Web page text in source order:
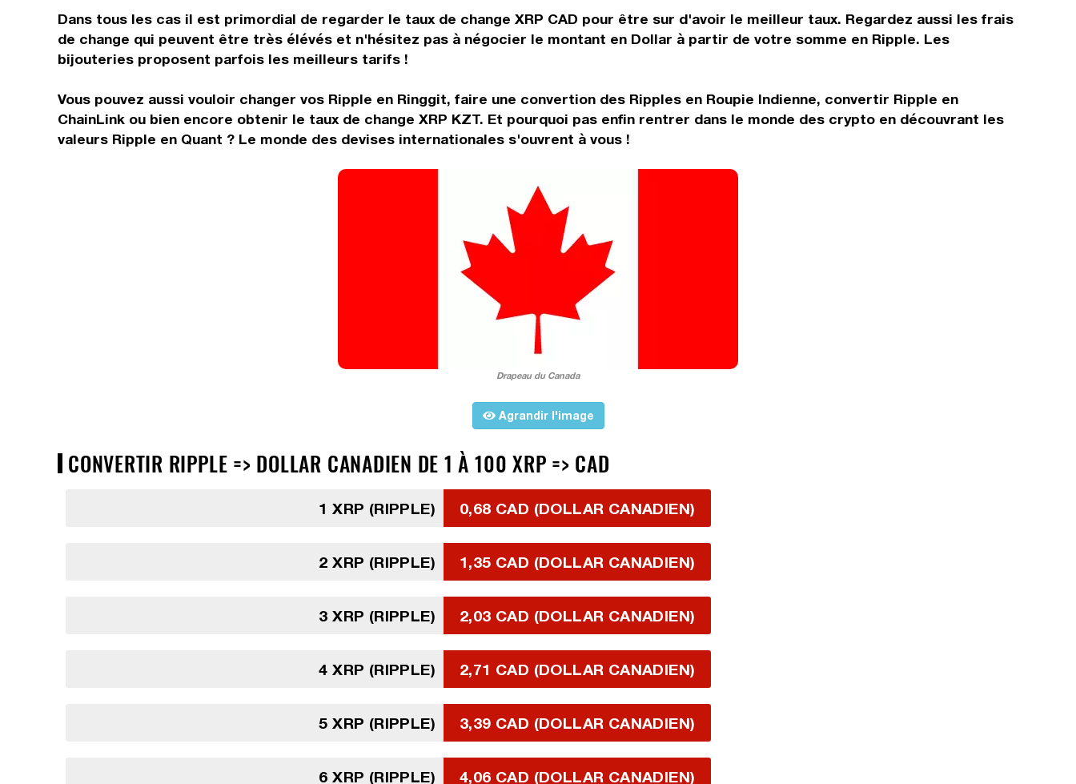
Dans tous les cas il est primordial de regarder le taux de change XRP CAD pour être sur d'avoir le meilleur taux. Regardez aussi les frais
de change qui peuvent être très élévés et n'hésitez pas à négocier le montant en Dollar à partir de votre somme en Ripple. Les
bijouteries proposent parfois les meilleurs tarifs !
Vous pouvez aussi vouloir changer vos Ripple en Ringgit, faire une convertion des Ripples en Roupie Indienne, convertir Ripple en
ChainLink ou bien encore obtenir le taux de change XRP KZT. Et pourquoi pas enfin rentrer dans le monde des crypto en découvrant les
valeurs Ripple en Quant ? Le monde des devises internationales s'ouvrent à vous !
Drapeau du Canada
Agrandir l'image
CONVERTIR RIPPLE => DOLLAR CANADIEN DE 1 À 100 XRP => CAD
1 XRP (RIPPLE) 0,68 CAD (DOLLAR CANADIEN)
2 XRP (RIPPLE) 1,35 CAD (DOLLAR CANADIEN)
3 XRP (RIPPLE) 2,03 CAD (DOLLAR CANADIEN)
4 XRP (RIPPLE) 2,71 CAD (DOLLAR CANADIEN)
5 XRP (RIPPLE) 3,39 CAD (DOLLAR CANADIEN)
6 XRP (RIPPLE) 4,06 CAD (DOLLAR CANADIEN)